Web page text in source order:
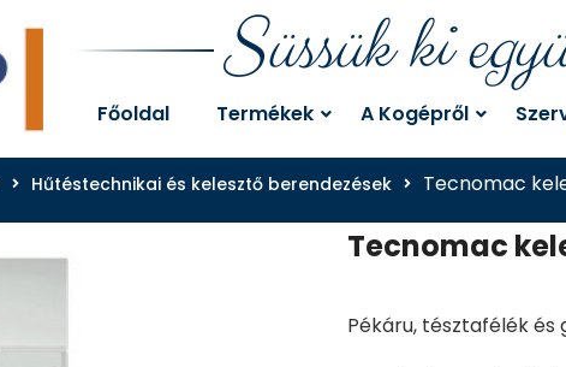
Süssük ki
Főoldal Termékek A Kogépről
Hűtéstechnikai és kelesztő berendezések Tecnomac
Tecnomac
Pékáru, tésztafélék